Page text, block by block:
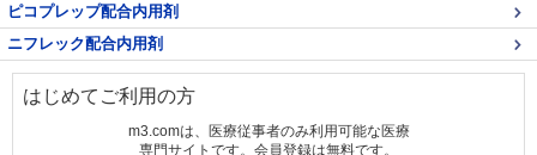
ピコプレップ配合内用剤
ニフレック配合内用剤
はじめてご利用の方
m3.comは、医療従事者のみ利用可能な医療
専門サイトです。会員登録は無料です。